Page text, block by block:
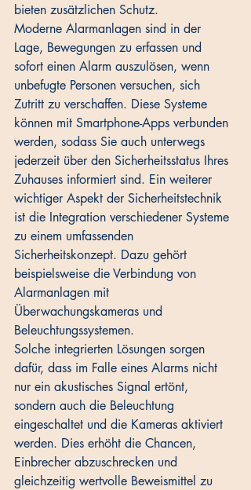
bieten zusätzlichen Schutz.
Moderne Alarmanlagen sind in der
Lage, Bewegungen zu erfassen und
sofort einen Alarm auszulösen, wenn
unbefugte Personen versuchen, sich
Zutritt zu verschaffen. Diese Systeme
können mit Smartphone-Apps verbunden
werden, sodass Sie auch unterwegs
jederzeit über den Sicherheitsstatus Ihres
Zuhauses informiert sind. Ein weiterer
wichtiger Aspekt der Sicherheitstechnik
ist die Integration verschiedener Systeme
zu einem umfassenden
Sicherheitskonzept. Dazu gehört
beispielsweise die Verbindung von
Alarmanlagen mit
Überwachungskameras und
Beleuchtungssystemen.
Solche integrierten Lösungen sorgen
dafür, dass im Falle eines Alarms nicht
nur ein akustisches Signal ertönt,
sondern auch die Beleuchtung
eingeschaltet und die Kameras aktiviert
werden. Dies erhöht die Chancen,
Einbrecher abzuschrecken und
gleichzeitig wertvolle Beweismittel zu